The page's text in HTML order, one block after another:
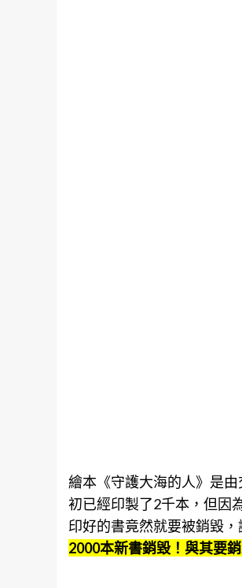
繪本《守護大海的人》是
初已經印製了2千本，但因
印好的書竟然就要被銷毀
2000本新書銷毀！與其要